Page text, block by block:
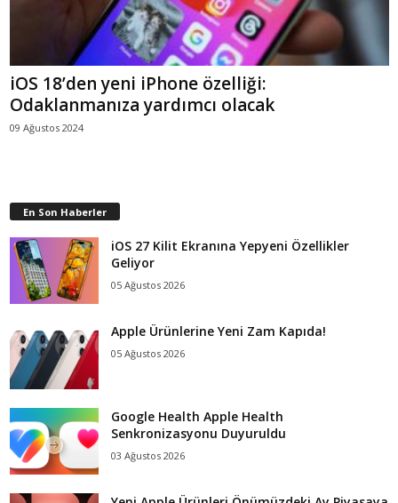
iOS 18’den yeni iPhone özelliği:
Odaklanmanıza yardımcı olacak
09 Ağustos 2024
En Son Haberler
iOS 27 Kilit Ekranına Yepyeni Özellikler
Geliyor
05 Ağustos 2026
Apple Ürünlerine Yeni Zam Kapıda!
05 Ağustos 2026
Google Health Apple Health
Senkronizasyonu Duyuruldu
03 Ağustos 2026